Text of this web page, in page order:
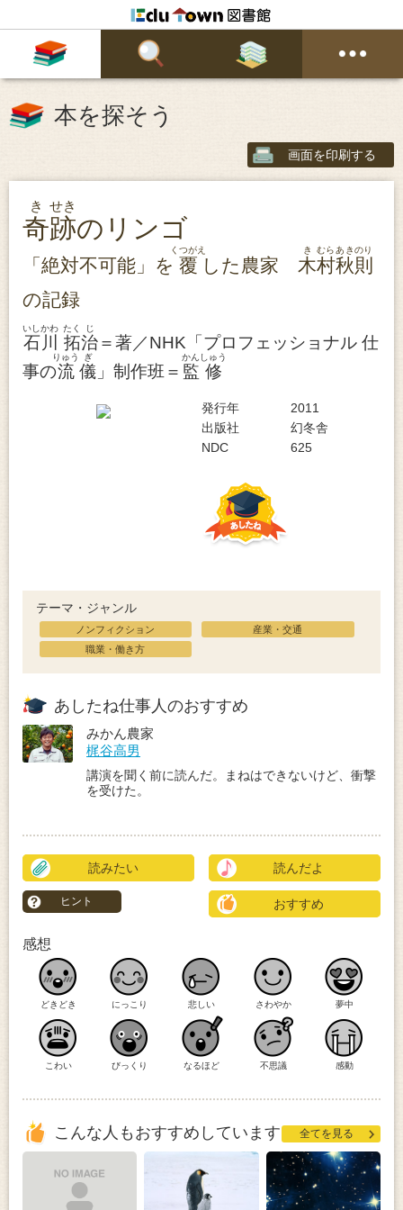
本を探そう
画面を印刷する
奇
き
跡
せき
のリンゴ
「絶対不可能」を 覆
くつがえ
した農家 木
き
村
むら
秋則
あきのり
の記録
石川
いしかわ
拓
たく
治
じ
＝著／NHK「プロフェッショナル 仕
事の流
りゅう
儀
ぎ
」制作班＝ 監
かん
修
しゅう
発行年
2011
出版社
幻冬舎
NDC
625
テーマ・ジャンル
ノンフィクション
産業・交通
職業・働き方
あしたね仕事人のおすすめ
みかん農家
梶谷高男
講演を聞く前に読んだ。まねはできないけど、衝撃
を受けた。
読みたい 読んだよ
ヒント おすすめ
感想
どきどき にっこり 悲しい さわやか 夢中
こわい びっくり なるほど 不思議 感動
こんな人もおすすめしています 全てを見る